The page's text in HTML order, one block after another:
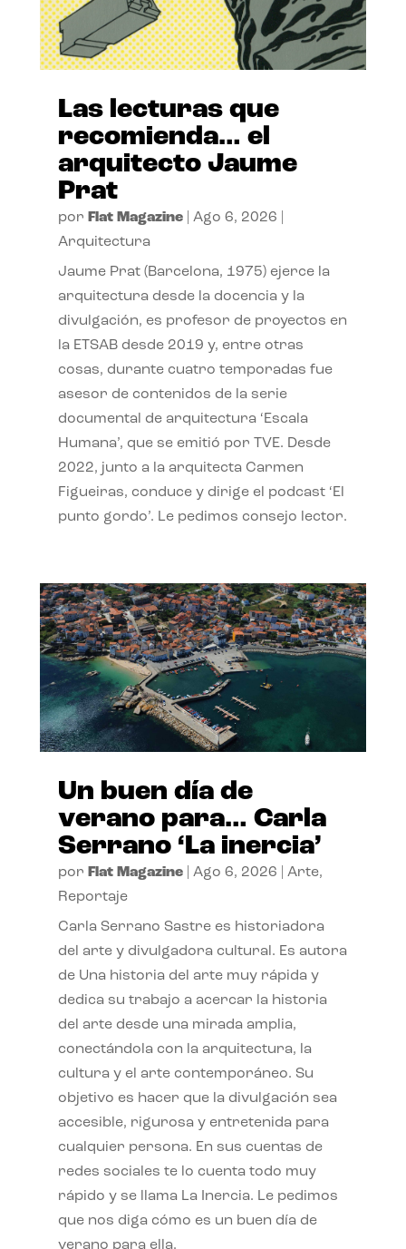
Las lecturas que
recomienda… el
arquitecto Jaume
Prat
por Flat Magazine| Ago 6, 2026
Arquitectura
Jaume Prat (Barcelona, 1975) ejerce la
arquitectura desde la docencia y la
divulgación, es profesor de proyectos en
la ETSAB desde 2019 y, entre otras
cosas, durante cuatro temporadas fue
asesor de contenidos de la serie
documental de arquitectura ‘Escala
Humana’, que se emitió por TVE. Desde
2022, junto a la arquitecta Carmen
Figueiras, conduce y dirige el podcast ‘El
punto gordo’. Le pedimos consejo lector.
Un buen día de
verano para… Carla
Serrano ‘La inercia’
por Flat Magazine| Ago 6, 2026 Arte,
Reportaje
Carla Serrano Sastre es historiadora
del arte y divulgadora cultural. Es autora
de Una historia del arte muy rápida y
dedica su trabajo a acercar la historia
del arte desde una mirada amplia,
conectándola con la arquitectura, la
cultura y el arte contemporáneo. Su
objetivo es hacer que la divulgación sea
accesible, rigurosa y entretenida para
cualquier persona. En sus cuentas de
redes sociales te lo cuenta todo muy
rápido y se llama La Inercia. Le pedimos
que nos diga cómo es un buen día de
verano para ella.